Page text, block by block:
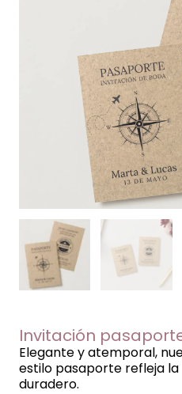
Invitación
Elegante y atemporal,
estilo pasaporte refleja
duradero.